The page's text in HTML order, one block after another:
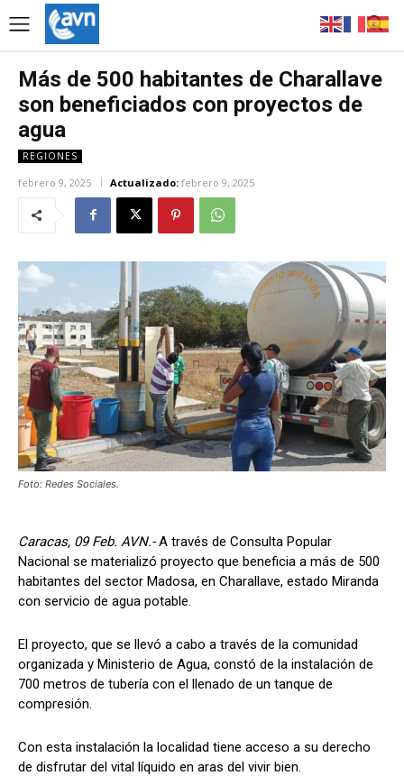
Más de 500 habitantes de Charallave
son beneficiados con proyectos de
agua
REGIONES
febrero 9, 2025 Actualizado: febrero 9, 2025
Foto: Redes Sociales.
Caracas, 09 Feb. AVN.-A través de Consulta Popular
Nacional se materializó proyecto que beneficia a más de 500
habitantes del sector Madosa, en Charallave, estado Miranda
con servicio de agua potable.
El proyecto, que se llevó a cabo a través de la comunidad
organizada y Ministerio de Agua, constó de la instalación de
700 metros de tubería con el llenado de un tanque de
compresión.
Con esta instalación la localidad tiene acceso a su derecho
de disfrutar del vital líquido en aras del vivir bien.